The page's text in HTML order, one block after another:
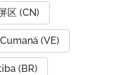
区 (CN)
(VE)
(BR)